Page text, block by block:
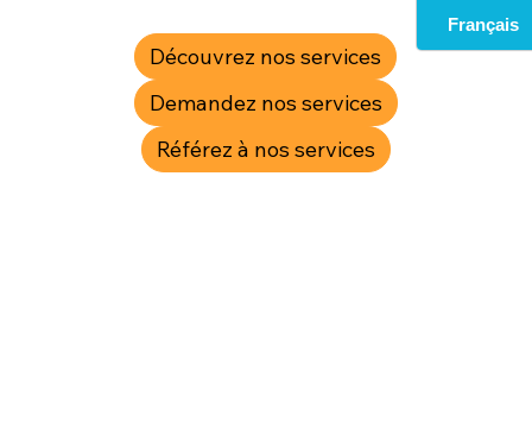
Découvrez nos services
Demandez nos services
Référez à nos services